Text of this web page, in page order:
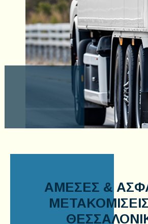
ΆΜΕΣΕΣ &